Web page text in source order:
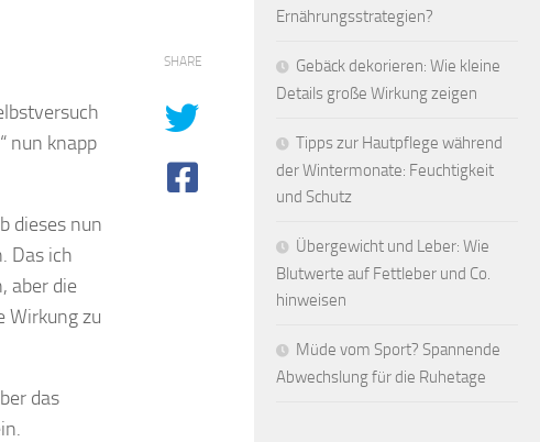
nun knapp
dieses nun
Das ich
aber die
Wirkung zu
das
SHARE
Ernährungsstrategien?
Gebäck dekorieren: Wie kleine
Details große Wirkung zeigen
Tipps zur Hautpflege während
der Wintermonate: Feuchtigkeit
und Schutz
Übergewicht und Leber: Wie
Blutwerte auf Fettleber und Co.
hinweisen
Müde vom Sport? Spannende
Abwechslung für die Ruhetage